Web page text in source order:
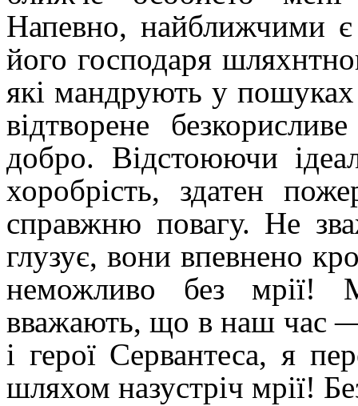
Напевно, найближчими є
його господаря
які мандрують у
відтворене
добро. Відстоюючи
хоробрість, здатен
справжню повагу. Не
глузує, вони впевнено
неможливо без мрії!
вважають, що в наш час —
і герої Сервантеса, я
шляхом назустріч мрії!